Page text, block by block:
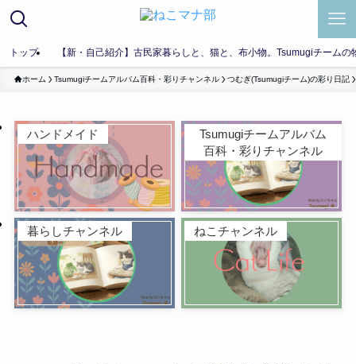
トップ 【新・自己紹介】古民家暮らしと、猫と、布小物。Tsumugiチームの
ホーム Tsumugiチームアルバム百科・彩りチャンネル つむぎ(Tsumugiチーム)の彩り日記
ハンドメイド
Tsumugiチームアルバム
百科・彩りチャンネル
暮らしチャンネル ねこチャンネル